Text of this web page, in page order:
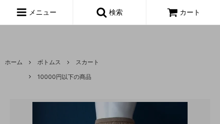
着,made in usa,アメーバ,
メニュー 検索 カート
ホーム ボトムス
スカート
10000円以下の商品